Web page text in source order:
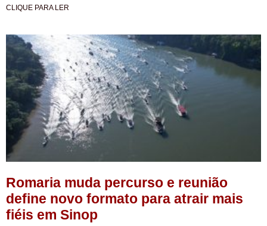
CLIQUE PARA LER
Romaria muda percurso e reunião
define novo formato para atrair mais
fiéis em Sinop